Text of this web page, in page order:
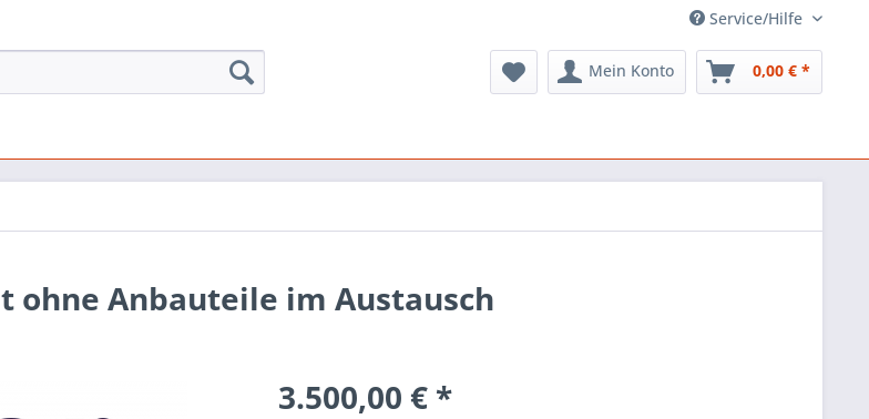
Service/Hilfe
Mein Konto 0,00 € *
ohne Anbauteile im Austausch
3.500,00 € *